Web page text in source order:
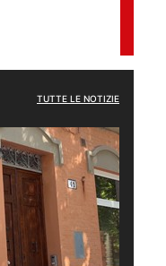
TUTTE LE NOTIZIE